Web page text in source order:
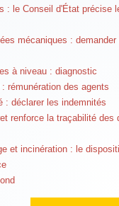
: le Conseil d'État précise
mécaniques :
à niveau : diagnostic
rémunération des agents
: déclarer les indemnités
renforce la traçabilité des
et incinération : le